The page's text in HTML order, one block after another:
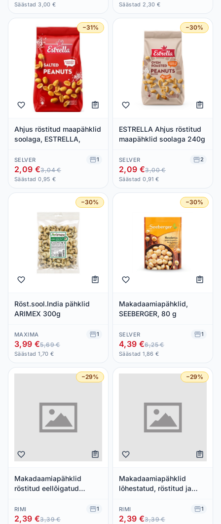
Säästad 3,00 € Säästad 2,30 €
−31%
Ahjus röstitud maapähklid
soolaga, ESTRELLA,
SELVER 1
2,09 €3,04 €
Säästad 0,95 €
−30%
ESTRELLA Ahjus röstitud
maapähklid soolaga 240g
SELVER 2
2,09 €3,00 €
Säästad 0,91 €
−30%
Röst.sool.India pähklid
ARIMEX 300g
MAXIMA 1
3,99 €5,69 €
Säästad 1,70 €
−30%
Makadaamiapähklid,
SEEBERGER, 80 g
SELVER 1
4,39 €6,25 €
Säästad 1,86 €
−29%
Makadaamiapähklid
röstitud eellõigatud
RIMI 1
2,39 €3,39 €
−29%
Makadaamiapähklid
lõhestatud, röstitud ja
RIMI 1
2,39 €3,39 €